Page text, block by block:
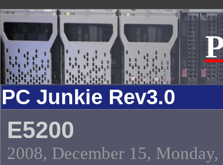
PC Junkie Rev3.0
E5200
2008, December 15,